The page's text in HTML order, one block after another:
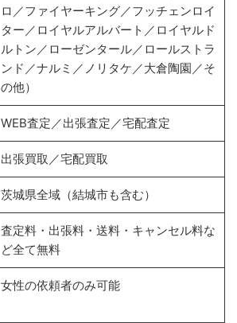
ロ／ファイヤーキング／フッチェンロイ
ター／ロイヤルアルバート／ロイヤルド
ルトン／ローゼンタール／ロールストラ
ンド／ナルミ／ノリタケ／大倉陶園／そ
の他）
WEB査定／出張査定／宅配査定
出張買取／宅配買取
茨城県全域（結城市も含む）
査定料・出張料・送料・キャンセル料な
ど全て無料
女性の依頼者のみ可能